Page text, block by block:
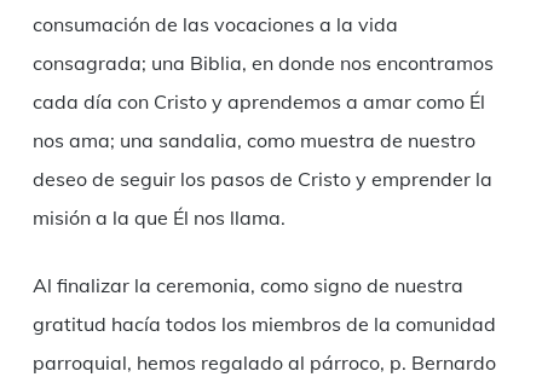
consumación de las vocaciones a la vida
consagrada; una Biblia, en donde nos encontramos
cada día con Cristo y aprendemos a amar como Él
nos ama; una sandalia, como muestra de nuestro
deseo de seguir los pasos de Cristo y emprender la
misión a la que Él nos llama.
Al finalizar la ceremonia, como signo de nuestra
gratitud hacía todos los miembros de la comunidad
parroquial, hemos regalado al párroco, p. Bernardo